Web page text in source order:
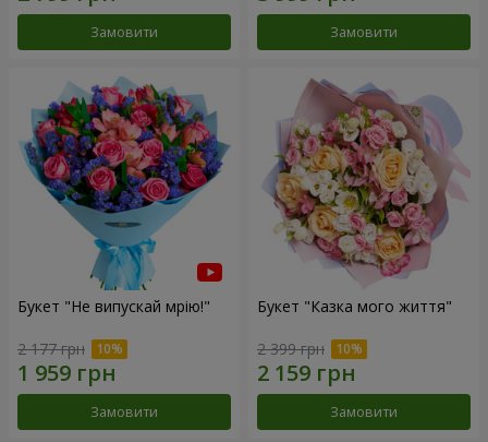
Замовити Замовити
Букет "Не випускай мрію!"
2 177 грн
Замовити
Букет "Казка мого життя"
2 399 грн
Замовити